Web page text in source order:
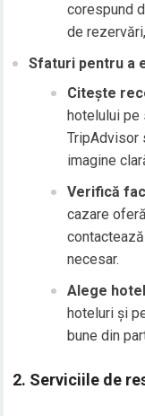
corespund
de
Sfaturi pentru a
Citește
hotelului pe
TripAdvisor
imagine
Verifică
cazare
necesar.
Alege
hoteluri și
bune din
2. Serviciile de